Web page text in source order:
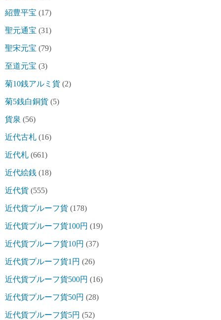
紹豊平宝 (17)
聖元通宝 (31)
聖宋元宝 (79)
至道元宝 (3)
菊10銭アルミ貨 (2)
菊5銭白銅貨 (5)
貨泉 (56)
近代古札 (16)
近代札 (661)
近代絵銭 (18)
近代貨 (555)
近代貨プルーフ貨 (178)
近代貨プルーフ貨100円 (19)
近代貨プルーフ貨10円 (37)
近代貨プルーフ貨1円 (26)
近代貨プルーフ貨500円 (16)
近代貨プルーフ貨50円 (28)
近代貨プルーフ貨5円 (52)